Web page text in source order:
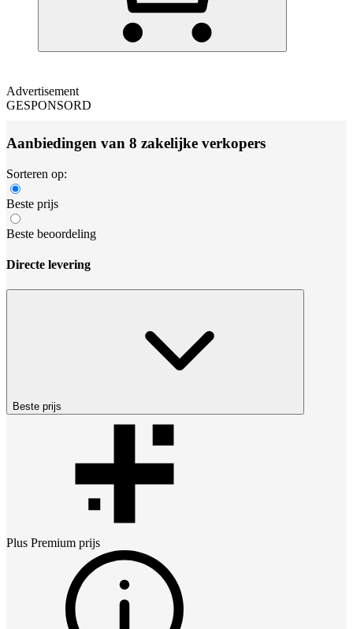
Advertisement
GESPONSORD
Aanbiedingen van 8 zakelijke verkopers
Sorteren op:
Beste prijs
Beste beoordeling
Directe levering
Beste prijs
Plus Premium prijs